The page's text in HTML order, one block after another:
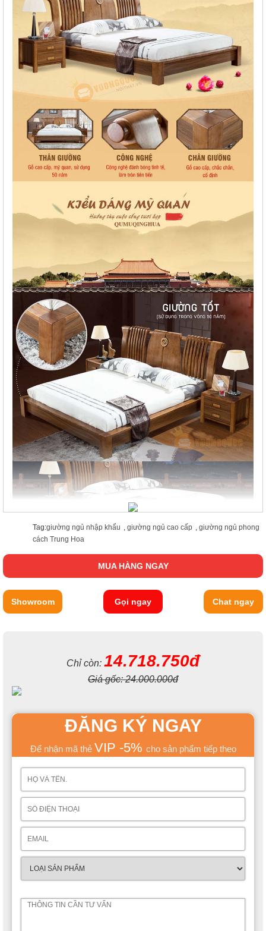
Tag:giường ngủ nhập khẩu , giường ngủ cao cấp , giường ngủ phong
cách Trung Hoa
MUA HÀNG NGAY
Showroom Gọi ngay Chat ngay
Chỉ còn: 14.718.750đ
Giá gốc:24.000.000đ
ĐĂNG KÝ NGAY
Để nhận mã thẻ VIP -5% cho sản phẩm tiếp theo